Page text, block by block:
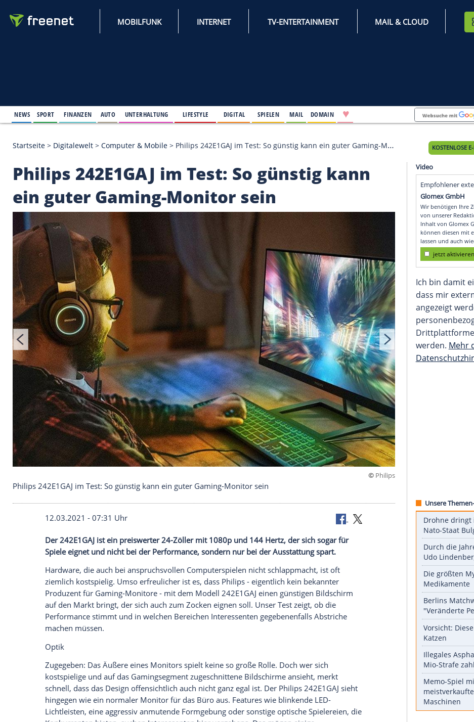
MOBILFUNK INTERNET TV-ENTERTAINMENT
Startseite >Digitalewelt > Computer & Mobile >Philips 242E1GAJ im Test: So günstig kann ein guter Gaming-Monitor sein
Philips 242E1GAJ im Test: So günstig kann
ein guter Gaming-Monitor sein
©
Philips 242E1GAJ im Test: So günstig kann ein guter Gaming-Monitor sein
12.03.2021 - 07:31 Uhr
Der 242E1GAJ ist ein preiswerter 24-Zöller mit 1080p und 144 Hertz, der sich sogar für
Spiele eignet und nicht bei der Performance, sondern nur bei der Ausstattung spart.
Hardware, die auch bei anspruchsvollen Computerspielen nicht schlappmacht, ist oft
ziemlich kostspielig. Umso erfreulicher ist es, dassPhilips- eigentlich kein bekannter
Produzentfür Gaming-Monitore - mit dem Modell 242E1GAJ einen günstigen Bildschirm